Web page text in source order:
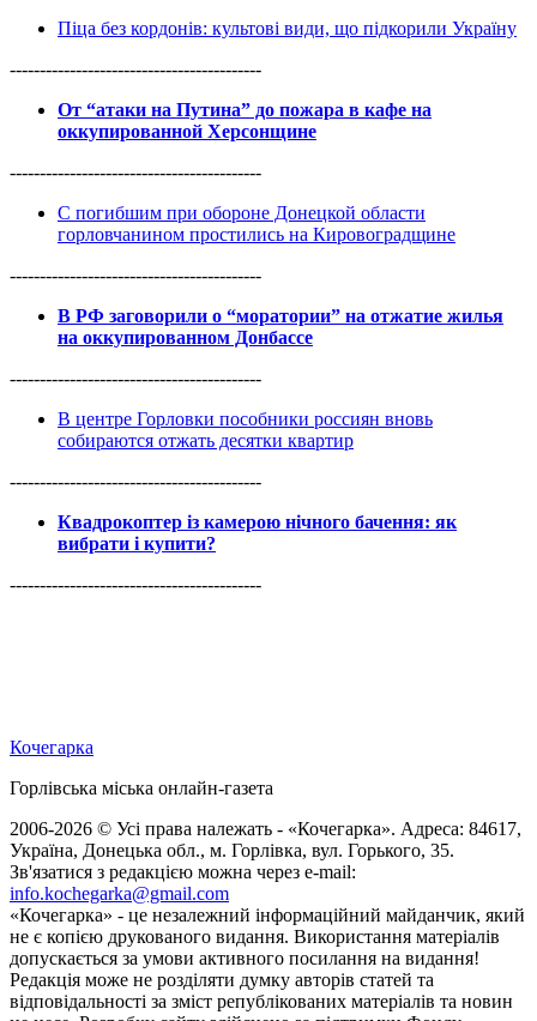
Піца без кордонів: культові види, що підкорили Україну
------------------------------------------
От “атаки на Путина” до пожара в кафе на
оккупированной Херсонщине
------------------------------------------
С погибшим при обороне Донецкой области
горловчанином простились на Кировоградщине
------------------------------------------
В РФ заговорили о “моратории” на отжатие жилья
на оккупированном Донбассе
------------------------------------------
В центре Горловки пособники россиян вновь
собираются отжать десятки квартир
------------------------------------------
Квадрокоптер із камерою нічного бачення: як
вибрати і купити?
------------------------------------------
Кочегарка
Горлівська міська онлайн-газета
2006-2026 © Усі права належать - «Кочегарка». Адреса: 84617,
Україна, Донецька обл., м. Горлівка, вул. Горького, 35.
Зв'язатися з редакцією можна через e-mail:
info.kochegarka@gmail.com
«Кочегарка» - це незалежний інформаційний майданчик, який
не є копією друкованого видання. Використання матеріалів
допускається за умови активного посилання на видання!
Редакція може не розділяти думку авторів статей та
відповідальності за зміст републікованих матеріалів та новин